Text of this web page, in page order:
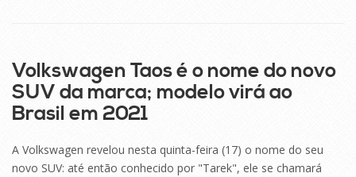
Volkswagen Taos é o nome do novo
SUV da marca; modelo virá ao
Brasil em 2021
A Volkswagen revelou nesta quinta-feira (17) o nome do seu
novo SUV: até então conhecido por "Tarek", ele se chamará